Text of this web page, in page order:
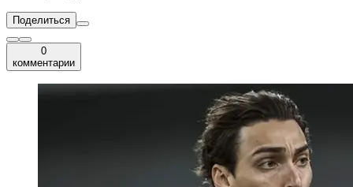
Поделиться
0
комментарии